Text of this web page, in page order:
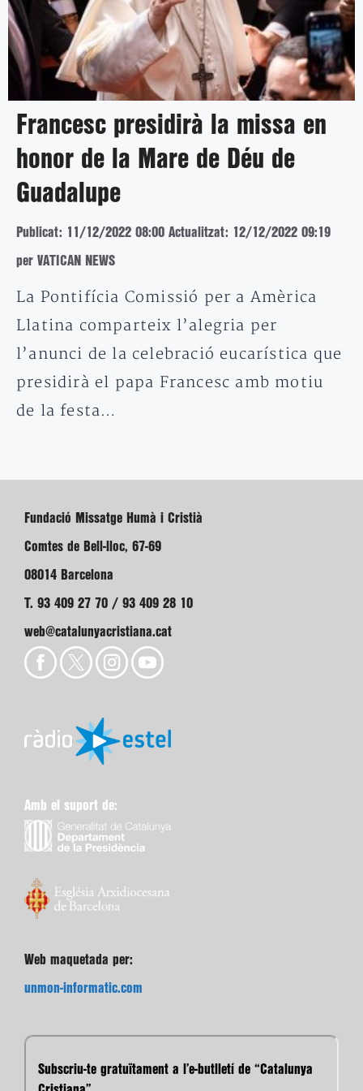
Francesc presidirà la missa en
honor de la Mare de Déu de
Guadalupe
Publicat: 11/12/2022 08:00 Actualitzat: 12/12/2022 09:19
per VATICAN NEWS
La Pontifícia Comissió per a Amèrica
Llatina comparteix l’alegria per
l’anunci de la celebració eucarística que
presidirà el papa Francesc amb motiu
de la festa…
Fundació Missatge Humà i Cristià
Comtes de Bell-lloc, 67-69
08014 Barcelona
T. 93 409 27 70 / 93 409 28 10
web@catalunyacristiana.cat
Amb el suport de:
Web maquetada per:
unmon-informatic.com
Subscriu-te gratuïtament a l’e-butlletí de “Catalunya